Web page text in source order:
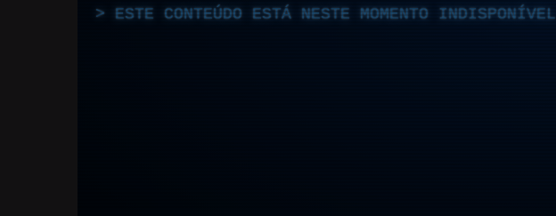
ESTE CONTEÚDO ESTÁ NESTE MOMENTO INDISPONÍVEL